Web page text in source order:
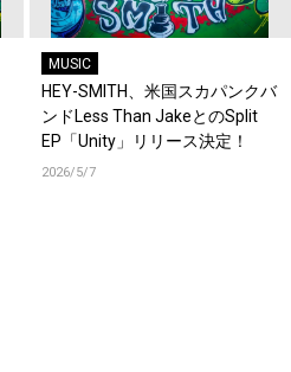
MUSIC
HEY-SMITH、米国スカパンクバ
ンドLess Than JakeとのSplit
EP「Unity」リリース決定！
2026/5/7